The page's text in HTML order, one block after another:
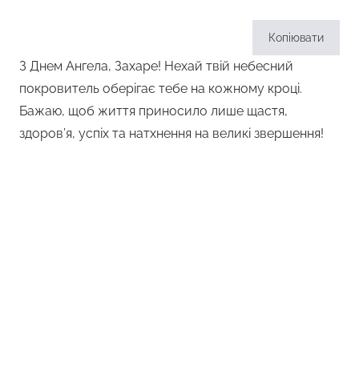
Копіювати
З Днем Ангела, Захаре! Нехай твій небесний
покровитель оберігає тебе на кожному кроці.
Бажаю, щоб життя приносило лише щастя,
здоров’я, успіх та натхнення на великі звершення!